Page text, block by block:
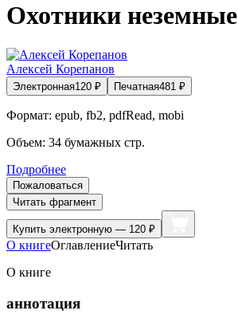
Охотники неземные
Алексей Корепанов
Электронная120 ₽ Печатная481 ₽
Формат: epub, fb2, pdfRead, mobi
Объем: 34 бумажных стр.
Подробнее
Пожаловаться
Читать фрагмент
Купить электронную — 120 ₽
О книгеОглавлениеЧитать
О книге
аннотация